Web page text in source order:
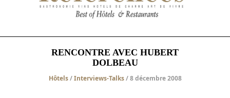
RENCONTRE AVEC HUBERT
DOLBEAU
Hôtels/Interviews-Talks/ 8 décembre 2008